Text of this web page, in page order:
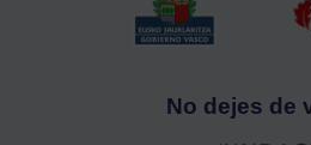
No dejes de